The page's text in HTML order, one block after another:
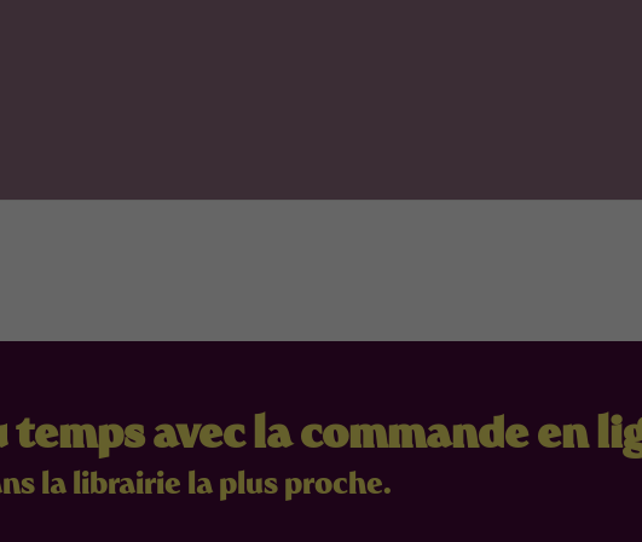
temps avec la commande en
la librairie la plus proche.